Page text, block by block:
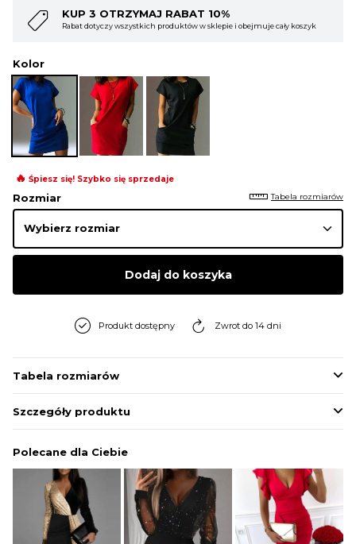
SWETRY
OKRYCIA WIERZCHNIE
10%
w sklepie i obejmuje cały koszyk
KUP 4 OTRZYMAJ RABAT
Rabat dotyczy wszystkich produktów w
Kolor
🔥 Śpiesz się! Szybko się sprzedaje
Rozmiar Tabela rozmiarów
Dodaj do koszyka
Produkt dostępny Zwrot do 14 dni
Tabela rozmiarów
Szczegóły produktu
Polecane dla Ciebie